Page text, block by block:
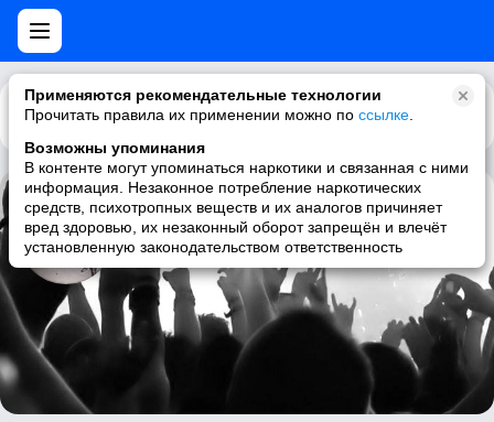
Применяются рекомендательные технологии
Прочитать правила их применении можно по ссылке
Возможны упоминания
В контенте могут упоминаться наркотики и связанная с ними
информация. Незаконное потребление наркотических
средств, психотропных веществ и их аналогов причиняет
вред здоровью, их незаконный оборот запрещён и влечёт
установленную законодательством ответственность
Каталог Рекомендации
Raise Spirit